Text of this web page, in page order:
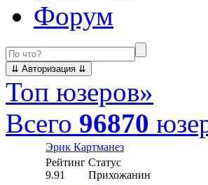
Форум
Топ юзеров»
Всего 96870
Эрик Картманез
Рейтинг
9.91
Статус
Прихожанин